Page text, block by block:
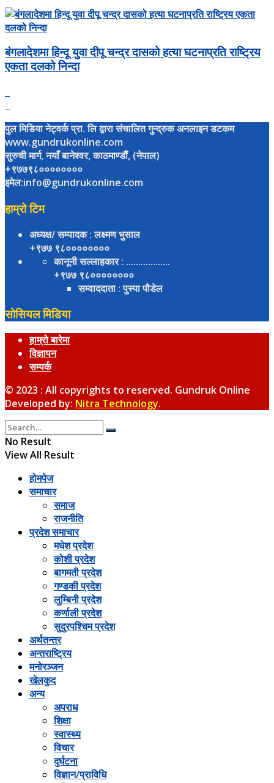
बंगलादेशमा हिन्दू युवा दीपू चन्द्र दासको हत्या घटनाप्रति राष्ट्रिय
एकता दलको निन्दा
पुल मिडिया नेट्वर्क प्रा. लि द्वारा संचालित गुन्द्रुक अनलाइन डटकम
www.gundrukonline.com
सुरुची मार्ग, नयाँ बानेश्वर, काठमाण्डौैं, (नेपाल)
+९७७९८००००००००
इमेल:info@gundrukonline.com
हाम्रो टिम
अध्यक्ष/ सम्पादक: लक्ष्मण भुसाल
+९७७ ९८००००००००
कानूनी सल्लाहकार: ..................
+९७७ ९८००००००००
सम्वाददाता: पुस्पा पौडेल
सोसियल मिडिया
हाम्रो बारेमा
विज्ञापन
सम्पर्क
© 2023 : All copyrights to reserved. Gundruk Online
Developed by: Nitra Technology.
No Result
View All Result
होमपेज
समाचार
समाज
राजनीति
प्रदेश समाचार
मधेश प्रदेश
कोशी प्रदेश
बागमती प्रदेश
गण्डकी प्रदेश
लुम्बिनी प्रदेश
कर्णाली प्रदेश
सुदुरपश्चिम प्रदेश
अर्थतन्त्र
अन्तराष्ट्रिय
मनोरञ्जन
खेलकुद
अन्य
अपराध
शिक्षा
स्वास्थ्य
विचार
दुर्घटना
विज्ञान/प्राविधि